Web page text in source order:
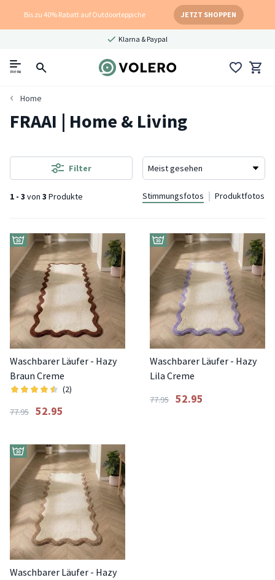
Bis zu 40% Rabatt auf Outdoorteppiche JETZT SHOPPEN
Klarna & Paypal
menu
Home
FRAAI | Home & Living
1 - 3 von 3 Produkte
Filter
Stimmungsfotos Produktfotos
Waschbarer Läufer - Hazy
Braun Creme
(2)
77.95 52.95
Waschbarer Läufer - Hazy
Lila Creme
77.95 52.95
Waschbarer Läufer - Hazy